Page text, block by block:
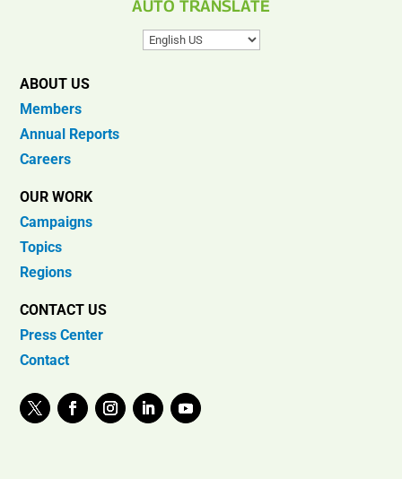
AUTO TRANSLATE
ABOUT US
Members
Annual Reports
Careers
OUR WORK
Campaigns
Topics
Regions
CONTACT US
Press Center
Contact